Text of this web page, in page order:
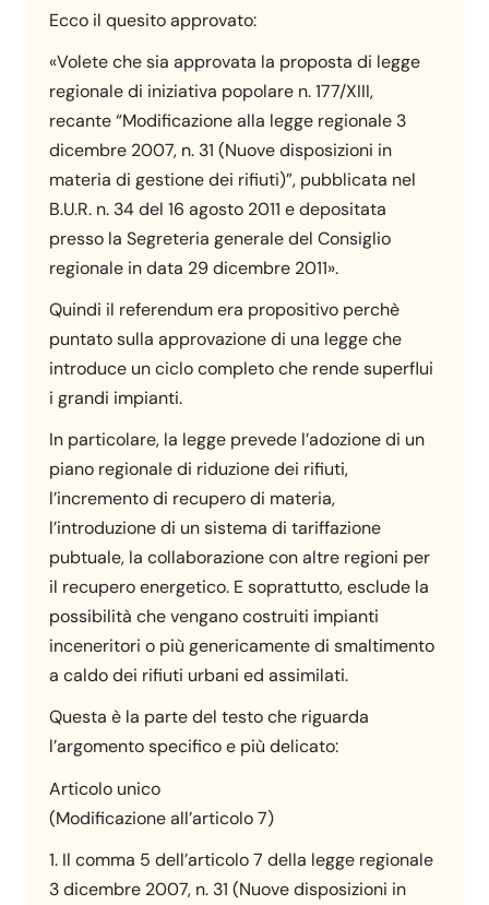
Ecco il quesito approvato:
«Volete che sia approvata la proposta di legge
regionale di iniziativa popolare n. 177/XIII,
recante “Modificazione alla legge regionale 3
dicembre 2007, n. 31 (Nuove disposizioni in
materia di gestione dei rifiuti)”, pubblicata nel
B.U.R. n. 34 del 16 agosto 2011 e depositata
presso la Segreteria generale del Consiglio
regionale in data 29 dicembre 2011».
Quindi il referendum era propositivo perchè
puntato sulla approvazione di una legge che
introduce un ciclo completo che rende superflui
i grandi impianti.
In particolare, la legge prevede l’adozione di un
piano regionale di riduzione dei rifiuti,
l’incremento di recupero di materia,
l’introduzione di un sistema di tariffazione
pubtuale, la collaborazione con altre regioni per
il recupero energetico. E soprattutto, esclude la
possibilità che vengano costruiti impianti
inceneritori o più genericamente di smaltimento
a caldo dei rifiuti urbani ed assimilati.
Questa è la parte del testo che riguarda
l’argomento specifico e più delicato:
Articolo unico
(Modificazione all’articolo 7)
1. Il comma 5 dell’articolo 7 della legge regionale
3 dicembre 2007, n. 31 (Nuove disposizioni in